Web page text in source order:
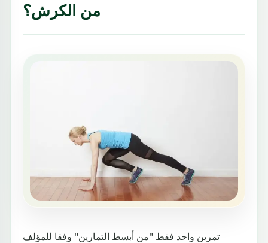
تمرين واحد فقط "من أبسط التمارين" وفقا للمؤلف